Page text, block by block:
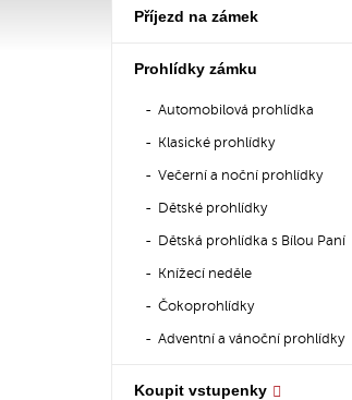
Příjezd na zámek
Prohlídky zámku
Automobilová prohlídka
Klasické prohlídky
Večerní a noční prohlídky
Dětské prohlídky
Dětská prohlídka s Bílou Paní
Knížecí neděle
Čokoprohlídky
Adventní a vánoční prohlídky
Koupit vstupenky